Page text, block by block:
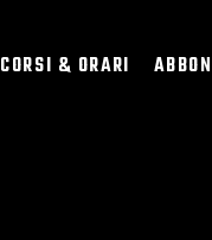
CORSI & ORARI